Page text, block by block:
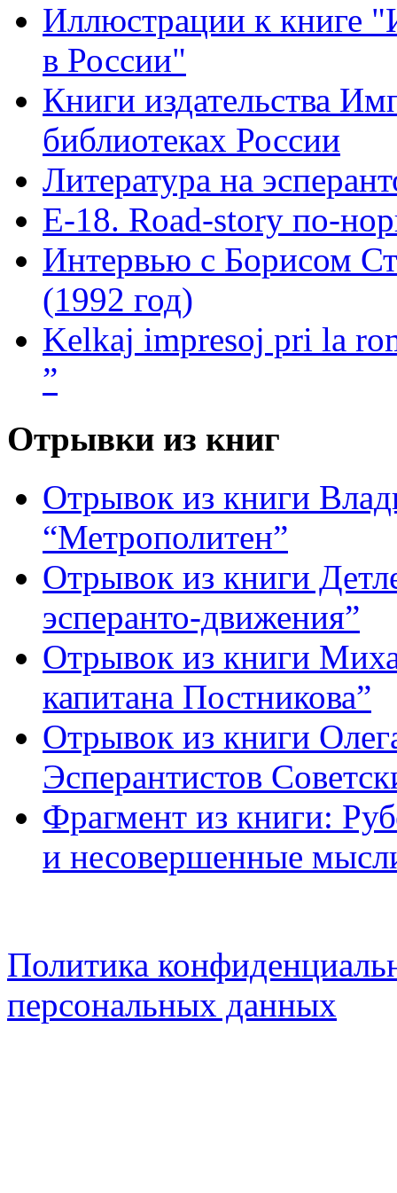
Иллюстрации к книге
в России"
Книги издательства
библиотеках России
Литература на
Е-18. Road-story по-
Интервью с Борисом
(1992 год)
Kelkaj impresoj pri la
”
Отрывки из книг
Отрывок из книги
“Метрополитен”
Отрывок из книги
эсперанто-движения”
Отрывок из книги
капитана Постникова”
Отрывок из книги
Эсперантистов
Фрагмент из книги:
и несовершенные
Политика
персональных данных